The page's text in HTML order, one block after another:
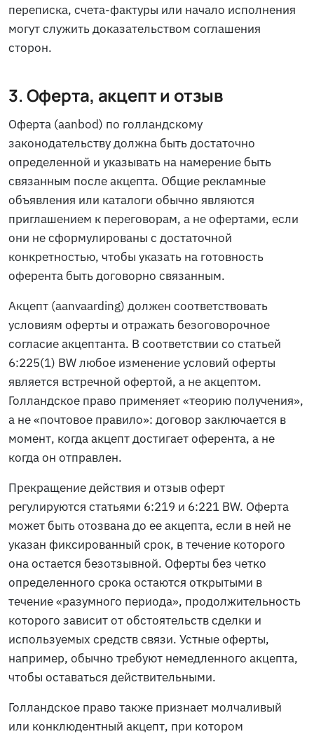
переписка, счета-фактуры или начало исполнения
могут служить доказательством соглашения
сторон.
3. Оферта, акцепт и отзыв
Оферта (aanbod) по голландскому
законодательству должна быть достаточно
определенной и указывать на намерение быть
связанным после акцепта. Общие рекламные
объявления или каталоги обычно являются
приглашением к переговорам, а не офертами, если
они не сформулированы с достаточной
конкретностью, чтобы указать на готовность
оферента быть договорно связанным.
Акцепт (aanvaarding) должен соответствовать
условиям оферты и отражать безоговорочное
согласие акцептанта. В соответствии со статьей
6:225(1) BW любое изменение условий оферты
является встречной офертой, а не акцептом.
Голландское право применяет «теорию получения»,
а не «почтовое правило»: договор заключается в
момент, когда акцепт достигает оферента, а не
когда он отправлен.
Прекращение действия и отзыв оферт
регулируются статьями 6:219 и 6:221 BW. Оферта
может быть отозвана до ее акцепта, если в ней не
указан фиксированный срок, в течение которого
она остается безотзывной. Оферты без четко
определенного срока остаются открытыми в
течение «разумного периода», продолжительность
которого зависит от обстоятельств сделки и
используемых средств связи. Устные оферты,
например, обычно требуют немедленного акцепта,
чтобы оставаться действительными.
Голландское право также признает молчаливый
или конклюдентный акцепт, при котором